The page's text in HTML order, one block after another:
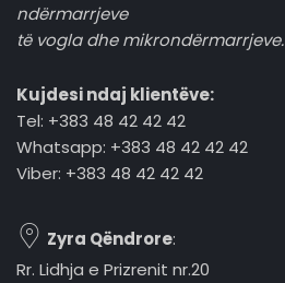
ndërmarrjeve
të vogla dhe mikrondërmarrjeve.
Kujdesi ndaj klientëve:
Tel: +383 48 42 42 42
Whatsapp: +383 48 42 42 42
Viber: +383 48 42 42 42
Zyra Qëndrore:
Rr. Lidhja e Prizrenit nr.20